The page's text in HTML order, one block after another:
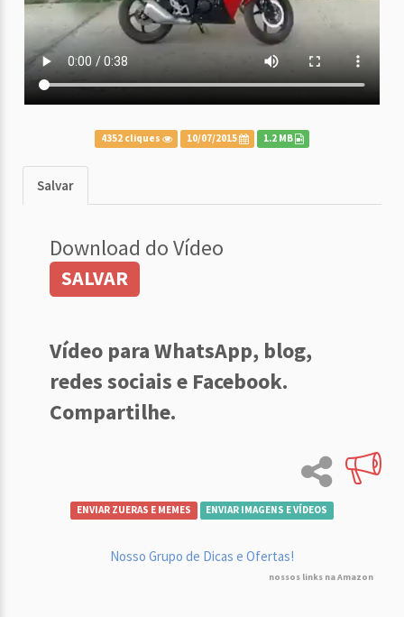
4352 cliques 10/07/2015 1.2 MB
Salvar
Download do Vídeo
SALVAR
Vídeo para WhatsApp, blog,
redes sociais e Facebook.
Compartilhe.
ENVIAR ZUERAS E MEMES ENVIAR IMAGENS E VÍDEOS
Nosso Grupo de Dicas e Ofertas!
nossos links na Amazon